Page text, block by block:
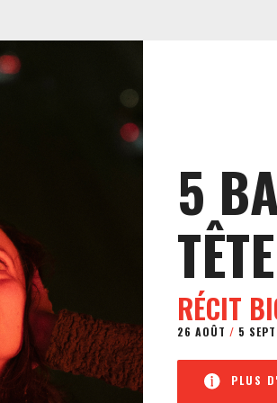
5
TÊTE
RÉCIT
26 AOÛT / 5
PLUS